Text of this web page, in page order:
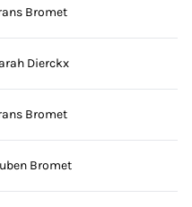
Bromet
Dierckx
Bromet
Bromet